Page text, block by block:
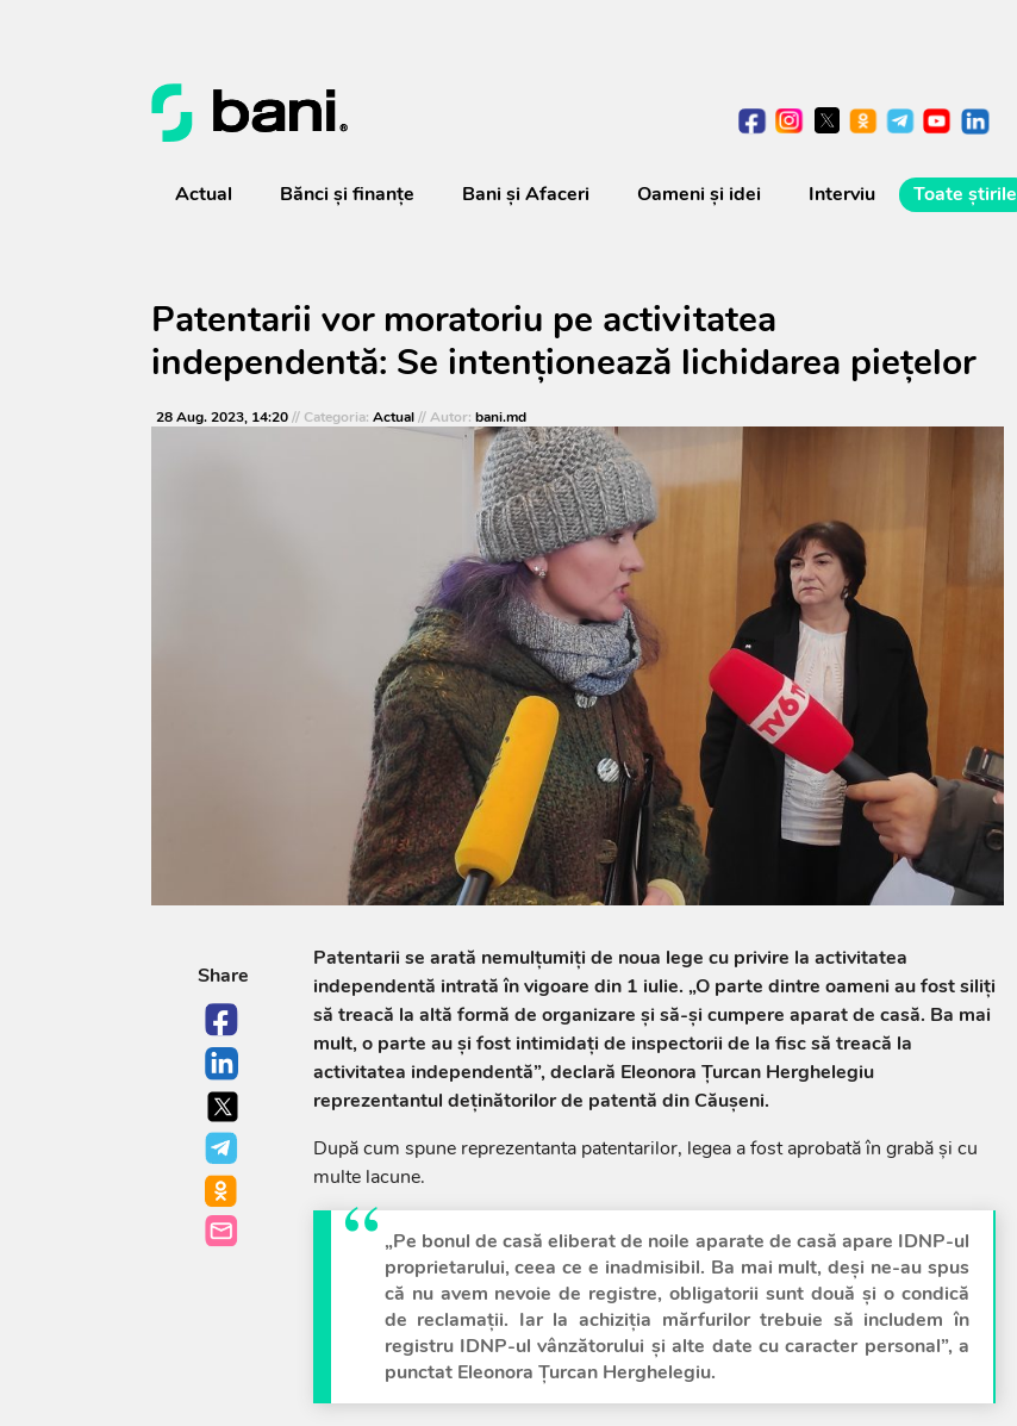
Actual Bănci şi finanţe Bani și Afaceri Oameni şi idei Interviu Toate știrile
Patentarii vor moratoriu pe activitatea
independentă: Se intenționează lichidarea piețelor
28 Aug. 2023, 14:20// Categoria: Actual// Autor: bani.md
Share
Patentarii se arată nemulțumiți de noua lege cu privire la activitatea
independentă intrată în vigoare din 1 iulie. „O parte dintre oameni au fost siliți
să treacă la altă formă de organizare și să-și cumpere aparat de casă. Ba mai
mult, o parte au și fost intimidați de inspectorii de la fisc să treacă la
activitatea independentă”, declară Eleonora Țurcan Herghelegiu
reprezentantul deținătorilor de patentă din Căușeni.
După cum spune reprezentanta patentarilor, legea a fost aprobată în grabă și cu
multe lacune.
„Pe bonul de casă eliberat de noile aparate de casă apare IDNP-ul
proprietarului, ceea ce e inadmisibil. Ba mai mult, deși ne-au spus
că nu avem nevoie de registre, obligatorii sunt două și o condică
de reclamații. Iar la achiziția mărfurilor trebuie să includem în
registru IDNP-ul vânzătorului și alte date cu caracter personal”, a
punctat Eleonora Țurcan Herghelegiu.